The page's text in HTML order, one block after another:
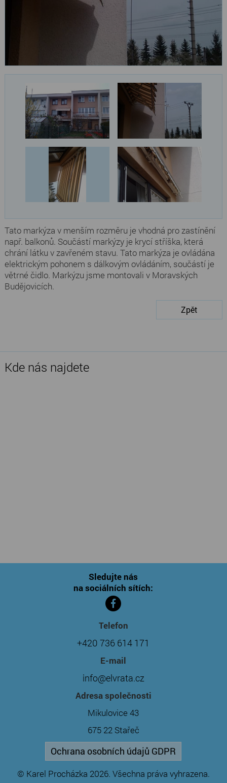
Tato markýza v menším rozměru je vhodná pro zastínění
např. balkonů. Součástí markýzy je krycí stříška, která
chrání látku v zavřeném stavu. Tato markýza je ovládána
elektrickým pohonem s dálkovým ovládáním, součástí je
větrné čidlo. Markýzu jsme montovali v Moravských
Budějovicích.
Zpět
Kde nás najdete
Sledujte nás
na sociálních sítích:
Telefon
+420 736 614 171
E-mail
info@elvrata.cz
Adresa společnosti
Mikulovice 43
675 22 Stařeč
Ochrana osobních údajů GDPR
© Karel Procházka 2026. Všechna práva vyhrazena.